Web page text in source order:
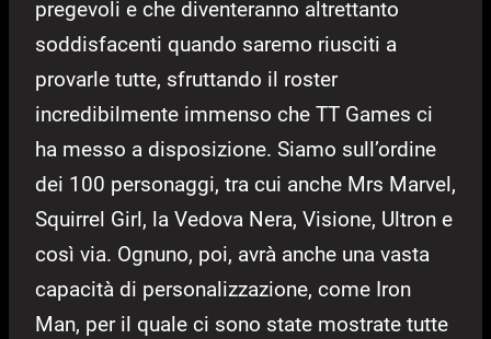
pregevoli e che diventeranno altrettanto
soddisfacenti quando saremo riusciti a
provarle tutte, sfruttando il roster
incredibilmente immenso che TT Games ci
ha messo a disposizione. Siamo sull’ordine
dei 100 personaggi, tra cui anche Mrs Marvel,
Squirrel Girl, la Vedova Nera, Visione, Ultron e
così via. Ognuno, poi, avrà anche una vasta
capacità di personalizzazione, come Iron
Man, per il quale ci sono state mostrate tutte